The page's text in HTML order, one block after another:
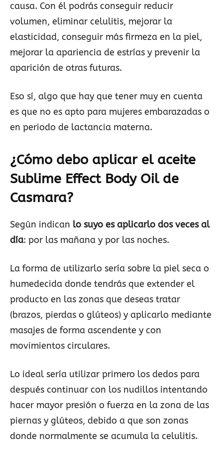
causa. Con él podrás conseguir reducir
volumen, eliminar celulitis, mejorar la
elasticidad, conseguir más firmeza en la piel,
mejorar la apariencia de estrías y prevenir la
aparición de otras futuras.
Eso sí, algo que hay que tener muy en cuenta
es que no es apto para mujeres embarazadas o
en periodo de lactancia materna.
¿Cómo debo aplicar el aceite
Sublime Effect Body Oil de
Casmara?
Según indican lo suyo es aplicarlo dos veces al
día: por las mañana y por las noches.
La forma de utilizarlo sería sobre la piel seca o
humedecida donde tendrás que extender el
producto en las zonas que deseas tratar
(brazos, pierdas o glúteos) y aplicarlo mediante
masajes de forma ascendente y con
movimientos circulares.
Lo ideal sería utilizar primero los dedos para
después continuar con los nudillos intentando
hacer mayor presión o fuerza en la zona de las
piernas y glúteos, debido a que son zonas
donde normalmente se acumula la celulitis.